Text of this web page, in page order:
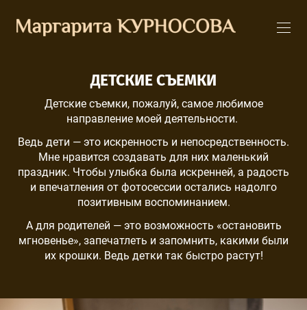
ДЕТСКИЕ СЪЕМКИ
Детские съемки, пожалуй, самое любимое
направление моей деятельности.
Ведь дети — это искренность и непосредственность.
Мне нравится создавать для них маленький
праздник. Чтобы улыбка была искренней, а радость
и впечатления от фотосессии остались надолго
позитивным воспоминанием.
А для родителей — это возможность «остановить
мгновенье», запечатлеть и запомнить, какими были
их крошки. Ведь детки так быстро растут!